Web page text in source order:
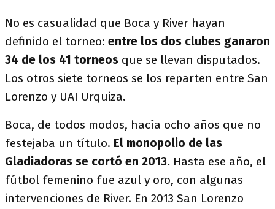
No es casualidad que Boca y River hayan
definido el torneo: entre los dos clubes ganaron
34 de los 41 torneos que se llevan disputados.
Los otros siete torneos se los reparten entre San
Lorenzo y UAI Urquiza.
Boca, de todos modos, hacía ocho años que no
festejaba un título. El monopolio de las
Gladiadoras se cortó en 2013. Hasta ese año, el
fútbol femenino fue azul y oro, con algunas
intervenciones de River. En 2013 San Lorenzo